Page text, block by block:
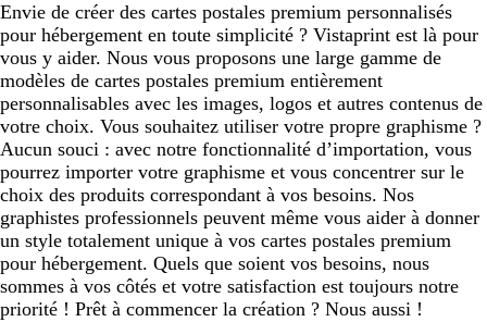
Envie de créer des cartes postales premium personnalisés
pour hébergement en toute simplicité ? Vistaprint est là pour
vous y aider. Nous vous proposons une large gamme de
modèles de cartes postales premium entièrement
personnalisables avec les images, logos et autres contenus de
votre choix. Vous souhaitez utiliser votre propre graphisme ?
Aucun souci : avec notre fonctionnalité d’importation, vous
pourrez importer votre graphisme et vous concentrer sur le
choix des produits correspondant à vos besoins. Nos
graphistes professionnels peuvent même vous aider à donner
un style totalement unique à vos cartes postales premium
pour hébergement. Quels que soient vos besoins, nous
sommes à vos côtés et votre satisfaction est toujours notre
priorité ! Prêt à commencer la création ? Nous aussi !